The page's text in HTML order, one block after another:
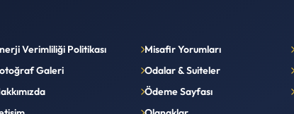
Verimliliği Politikası
Galeri
Misafir Yorumları
Odalar & Suiteler
Ödeme Sayfası